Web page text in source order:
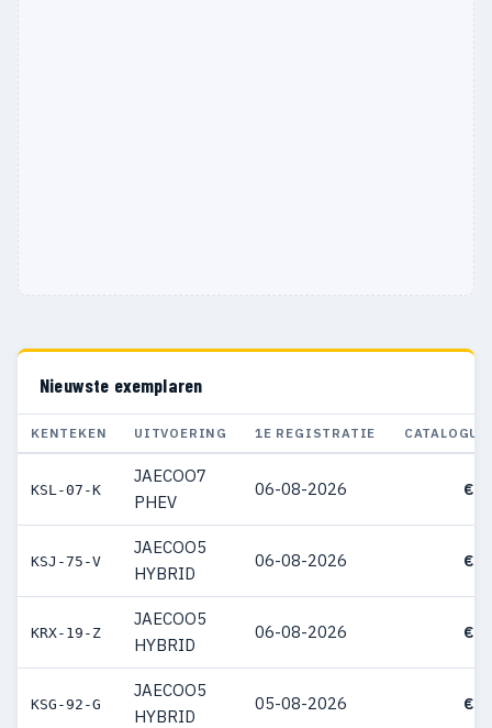
Nieuwste exemplaren
KENTEKEN UITVOERING 1E REGISTRATIE
KSL-07-K
JAECOO7
PHEV
06-08-2026 €
KSJ-75-V
JAECOO5
HYBRID
06-08-2026 €
KRX-19-Z
JAECOO5
HYBRID
06-08-2026 €
KSG-92-G
JAECOO5
HYBRID
05-08-2026 €